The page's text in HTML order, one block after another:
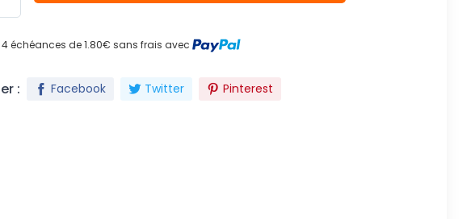
4 échéances de 1.80€ sans frais avec
: Facebook Twitter Pinterest